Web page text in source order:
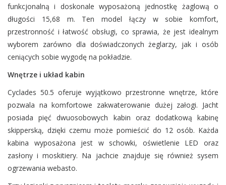
funkcjonalną i doskonale wyposażoną jednostkę żaglową o
długości 15,68 m. Ten model łączy w sobie komfort,
przestronność i łatwość obsługi, co sprawia, że jest idealnym
wyborem zarówno dla doświadczonych żeglarzy, jak i osób
ceniących sobie wygodę na pokładzie.
Wnętrze i układ kabin
Cyclades 50.5 oferuje wyjątkowo przestronne wnętrze, które
pozwala na komfortowe zakwaterowanie dużej załogi. Jacht
posiada pięć dwuosobowych kabin oraz dodatkową kabinę
skipperską, dzięki czemu może pomieścić do 12 osób. Każda
kabina wyposażona jest w schowki, oświetlenie LED oraz
zasłony i moskitiery. Na jachcie znajduje się również sysem
ogrzewania webasto.